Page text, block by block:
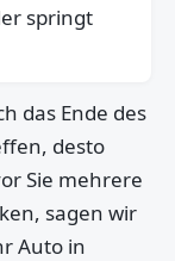
springt
das Ende des
desto
Sie mehrere
sagen wir
Auto in